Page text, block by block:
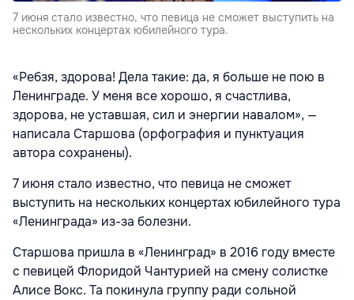
7 июня стало известно, что певица не сможет выступить на
нескольких концертах юбилейного тура.
«Ребзя, здорова! Дела такие: да, я больше не пою в
Ленинграде. У меня все хорошо, я счастлива,
здорова, не уставшая, сил и энергии навалом», —
написала Старшова (орфография и пунктуация
автора сохранены).
7 июня стало известно, что певица не сможет
выступить на нескольких концертах юбилейного тура
«Ленинграда» из-за болезни.
Старшова пришла в «Ленинград» в 2016 году вместе
с певицей Флоридой Чантурией на смену солистке
Алисе Вокс. Та покинула группу ради сольной